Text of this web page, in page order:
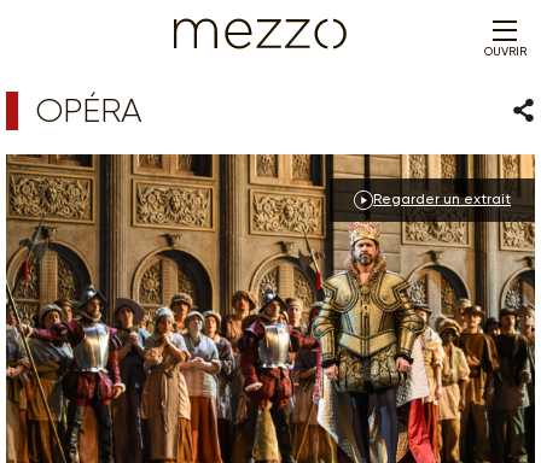
OUVRIR
OPÉRA
Regarder un extrait